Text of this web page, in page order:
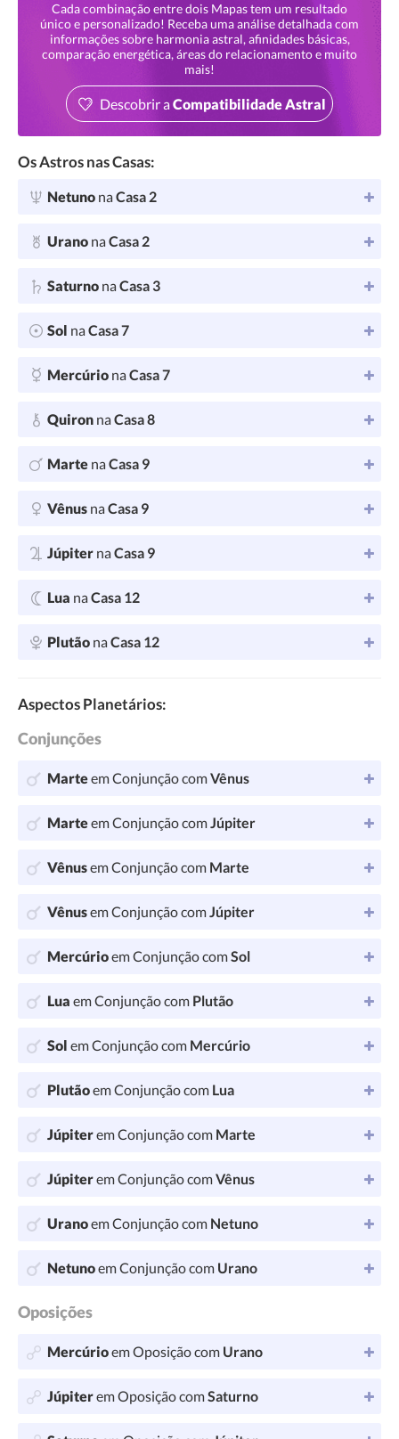
Cada combinação entre dois Mapas tem um resultado
único e personalizado! Receba uma análise detalhada com
informações sobre harmonia astral, afinidades básicas,
comparação energética, áreas do relacionamento e muito
mais!
Descobrir aCompatibilidade Astral
Os Astros nas Casas:
Netuno naCasa 2
Urano naCasa 2
Saturno naCasa 3
Sol naCasa 7
Mercúrio naCasa 7
Quiron naCasa 8
Marte naCasa 9
Vênus naCasa 9
Júpiter naCasa 9
Lua naCasa 12
Plutão naCasa 12
Aspectos Planetários:
Conjunções
Marteem Conjunção comVênus
Marteem Conjunção comJúpiter
Vênusem Conjunção com Marte
Vênusem Conjunção comJúpiter
Mercúrioem Conjunção comSol
Lua em Conjunção com Plutão
Sol em Conjunção com Mercúrio
Plutãoem Conjunção com Lua
Júpiterem Conjunção com Marte
Júpiterem Conjunção comVênus
Uranoem Conjunção com Netuno
Netunoem Conjunção com Urano
Oposições
Mercúrioem Oposição com Urano
Júpiterem Oposição comSaturno